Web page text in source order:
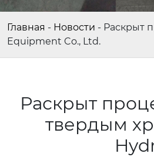
Главная - Новости - Раскрыт
Equipment Co., Ltd.
Раскрыт
твердым